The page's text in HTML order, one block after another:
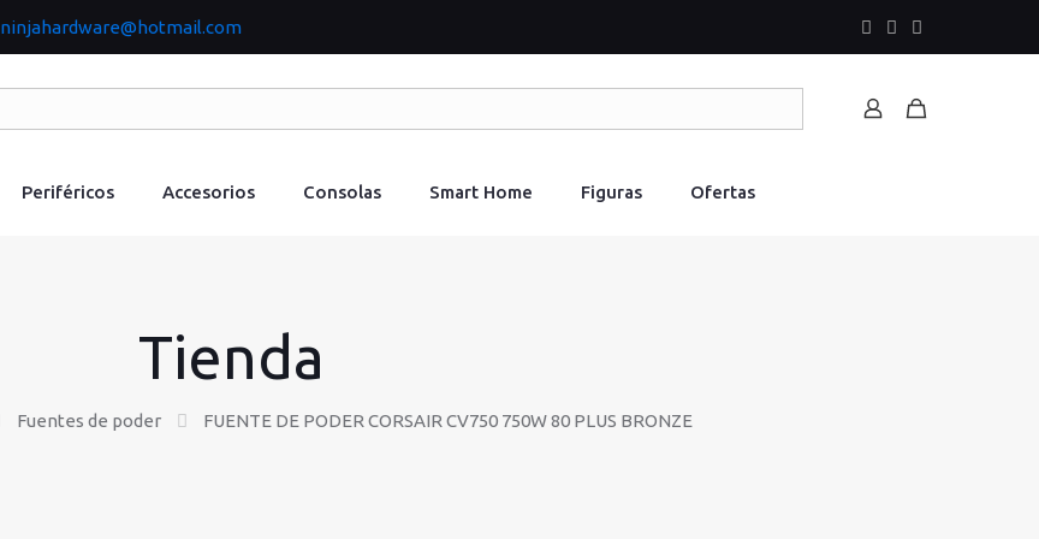
ninjahardware@hotmail.com
Periféricos Accesorios Consolas Smart Home Figuras Ofertas
Tienda
Fuentes de poder FUENTE DE PODER CORSAIR CV750 750W 80 PLUS BRONZE